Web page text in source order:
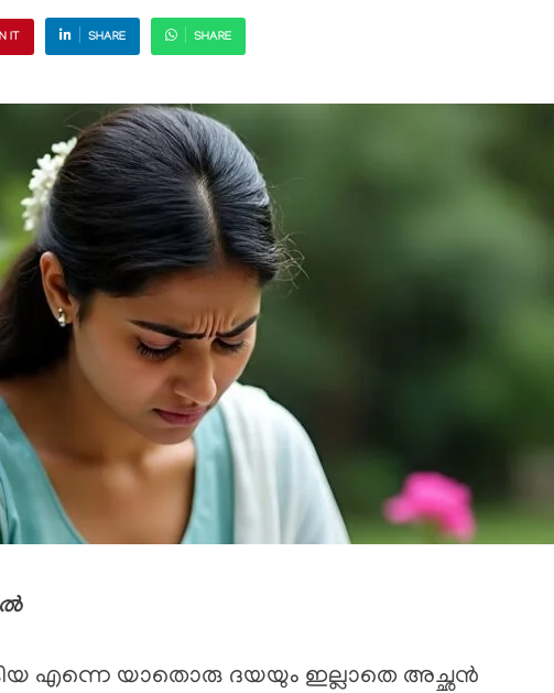
IT SHARE SHARE
എന്നെ യാതൊരു ദയയും ഇല്ലാതെ അച്ഛൻ